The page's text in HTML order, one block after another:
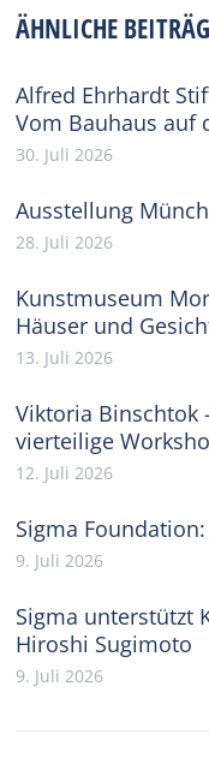
ÄHNLICHE
Alfred Ehrhardt
Vom Bauhaus auf
30. Juli 2026
Ausstellung
28. Juli 2026
Kunstmuseum
Häuser und
13. Juli 2026
Viktoria Binschtok
vierteilige
12. Juli 2026
Sigma
9. Juli 2026
Sigma unterstützt
Hiroshi Sugimoto
9. Juli 2026